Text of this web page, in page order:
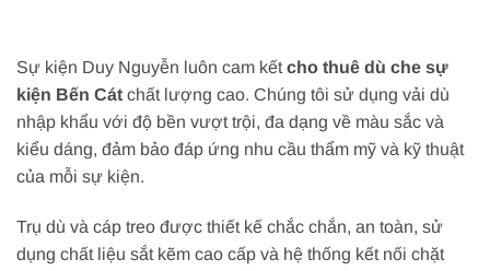
Sự kiện Duy Nguyễn luôn cam kết cho thuê dù che sự
kiện Bến Cát chất lượng cao. Chúng tôi sử dụng vải dù
nhập khẩu với độ bền vượt trội, đa dạng về màu sắc và
kiểu dáng, đảm bảo đáp ứng nhu cầu thẩm mỹ và kỹ thuật
của mỗi sự kiện.
Trụ dù và cáp treo được thiết kế chắc chắn, an toàn, sử
dụng chất liệu sắt kẽm cao cấp và hệ thống kết nối chặt